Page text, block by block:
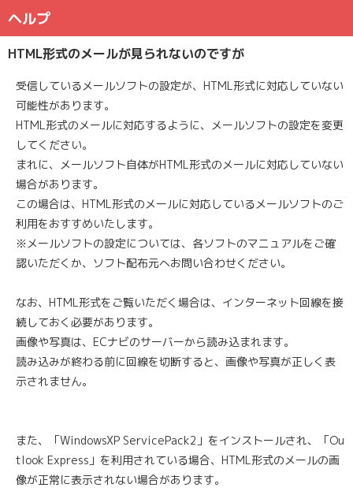
ヘルプ
HTML形式のメールが見られないのですが
受信しているメールソフトの設定が、HTML形式に対応していない
可能性があります。
HTML形式のメールに対応するように、メールソフトの設定を変更
してください。
まれに、メールソフト自体がHTML形式のメールに対応していない
場合があります。
この場合は、HTML形式のメールに対応しているメールソフトのご
利用をおすすめいたします。
※メールソフトの設定については、各ソフトのマニュアルをご確
認いただくか、ソフト配布元へお問い合わせください。
なお、HTML形式をご覧いただく場合は、インターネット回線を接
続しておく必要があります。
画像や写真は、ECナビのサーバーから読み込まれます。
読み込みが終わる前に回線を切断すると、画像や写真が正しく表
示されません。
また、「WindowsXP ServicePack2」をインストールされ、「Ou
tlook Express」を利用されている場合、HTML形式のメールの画
像が正常に表示されない場合があります。